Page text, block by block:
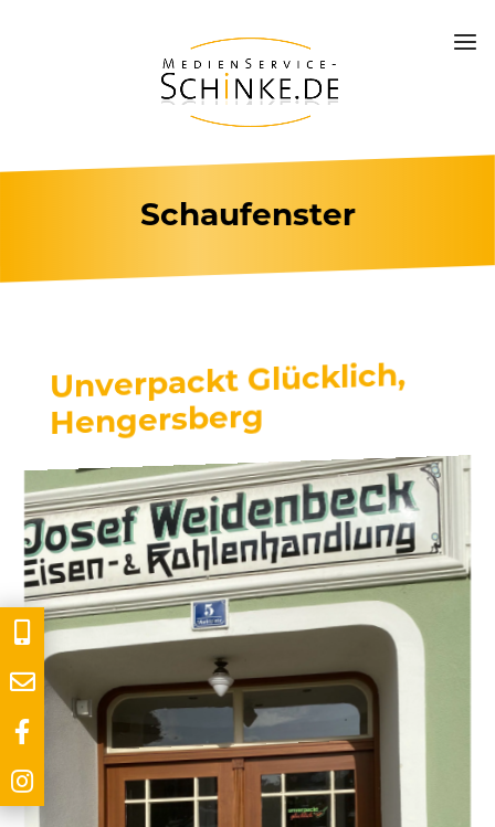
Schaufenster
Unverpackt Glücklich,
Hengersberg